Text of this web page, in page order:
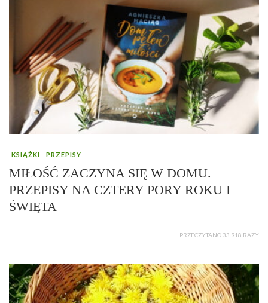
KSIĄŻKI PRZEPISY
MIŁOŚĆ ZACZYNA SIĘ W DOMU.
PRZEPISY NA CZTERY PORY ROKU I
ŚWIĘTA
PRZECZYTANO 33 918 RAZY